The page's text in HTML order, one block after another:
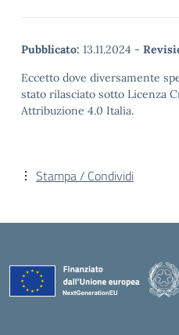
Pubblicato: 13.11.2024 -
Eccetto dove diversamente
stato rilasciato sotto Licenza
Attribuzione 4.0 Italia.
Stampa / Condividi